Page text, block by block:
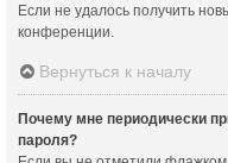
Если не удалось получить
конференции.
Вернуться к началу
Почему мне периодически
пароля?